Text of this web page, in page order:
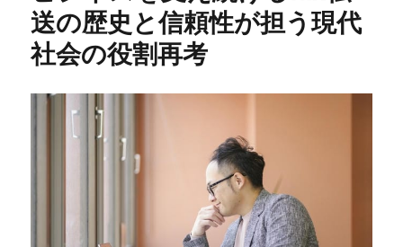
送の歴史と信頼性が担う現代
社会の役割再考